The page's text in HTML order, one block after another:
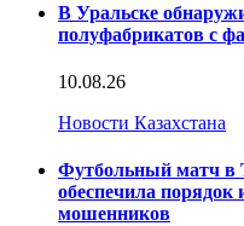
В Уральске
полуфабрикатов с
10.08.26
Новости Казахстана
Футбольный матч в
обеспечила порядок
мошенников